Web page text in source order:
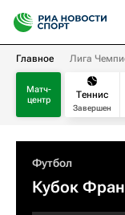
Главное Лига
Матч-
центр
Теннис
Завершен
Футбол
Кубок